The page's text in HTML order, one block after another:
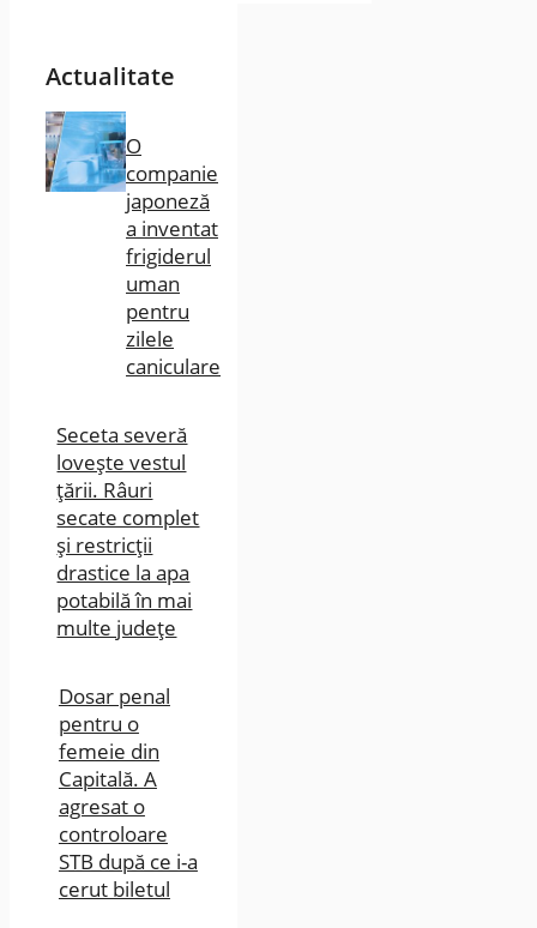
Actualitate
O
companie
japoneză
a inventat
frigiderul
uman
pentru
zilele
caniculare
Seceta severă
lovește vestul
țării. Râuri
secate complet
și restricții
drastice la apa
potabilă în mai
multe județe
Dosar penal
pentru o
femeie din
Capitală. A
agresat o
controloare
STB după ce i-a
cerut biletul